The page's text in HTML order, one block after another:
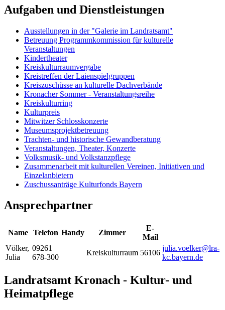
Aufgaben und Dienstleistungen
Ausstellungen in der "Galerie im Landratsamt"
Betreuung Programmkommission für kulturelle
Veranstaltungen
Kindertheater
Kreiskulturraumvergabe
Kreistreffen der Laienspielgruppen
Kreiszuschüsse an kulturelle Dachverbände
Kronacher Sommer - Veranstaltungsreihe
Kreiskulturring
Kulturpreis
Mitwitzer Schlosskonzerte
Museumsprojektbetreuung
Trachten- und historische Gewandberatung
Veranstaltungen, Theater, Konzerte
Volksmusik- und Volkstanzpflege
Zusammenarbeit mit kulturellen Vereinen, Initiativen und
Einzelanbietern
Zuschussanträge Kulturfonds Bayern
Ansprechpartner
Name Telefon Handy Zimmer
E-
Mail
Völker,
Julia
09261
678-300
Kreiskulturraum 56106
julia.voelker@lra-
kc.bayern.de
Landratsamt Kronach - Kultur- und
Heimatpflege